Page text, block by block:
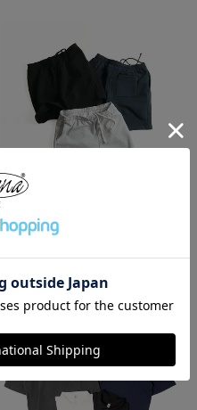
LES APPAREL HF02 14オンス ヘ
¥5,990